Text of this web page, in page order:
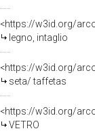
<https://w3id.org/
legno, intaglio
<https://w3id.org/
seta/ taffetas
<https://w3id.org/
VETRO